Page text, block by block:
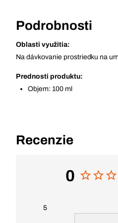
Podrobnosti
Oblasti využitia:
Na dávkovanie prostriedku na
Prednosti produktu:
Objem: 100 ml
Recenzie
0
5